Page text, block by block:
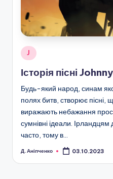
Опубліковано
J
Історія пісні
Будь-який народ, синам
полях битв, створює пісні,
виражають небажання
сумнівні ідеали.
часто, тому в…
Опубліковано
Д. Аніпченко 03.10.2023